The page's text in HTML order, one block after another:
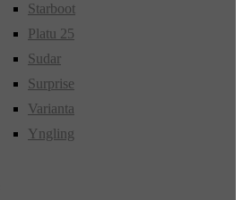
Starboot
Platu 25
Sudar
Surprise
Varianta
Yngling